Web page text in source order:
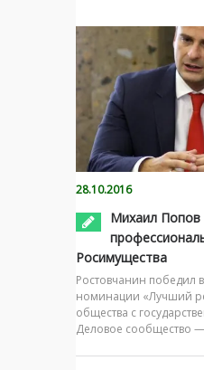
28.10.2016
Михаил Попов
Росимущества
Ростовчанин победил
номинации «Лучший
общества с
Деловое сообщество